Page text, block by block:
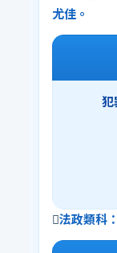
尤佳。
犯
法政類科